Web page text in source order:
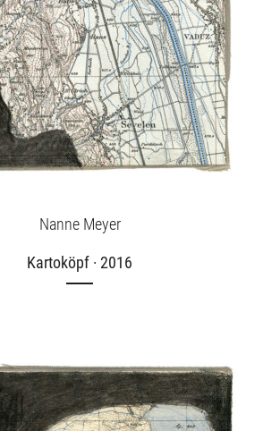
Über uns
Publikationen
Nanne Meyer
Kartoköpf · 2016